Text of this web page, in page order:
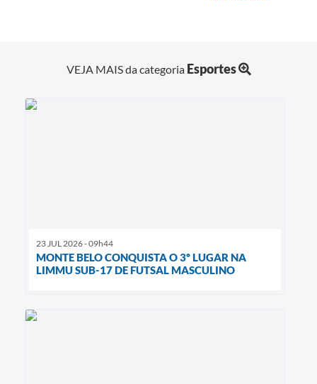
VEJA MAIS da categoria Esportes
23 JUL 2026 - 09h44
MONTE BELO CONQUISTA O 3º LUGAR NA
LIMMU SUB-17 DE FUTSAL MASCULINO